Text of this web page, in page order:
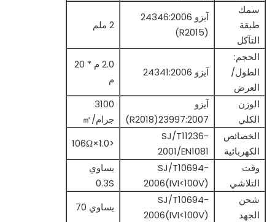
سمك
طبقة
التآكل
آيزو 24346:2006
(R2015)
2 ملم
الحجم:
الطول/
العرض
آيزو 24341:2006
2.0 م * 20
م
الوزن
الكلي
آيزو
23997:2007(R2018)
3100
جرام/㎡
الخصائص
الكهربائية
SJ/T11236-
2001/EN1081
<1.0×106Ω
وقت
التلاشي
SJ/T10694-
2006(IVI<100V)
يساوي
0.3S
شحن
الجهد
SJ/T10694-
2006(IVI<100V)
يساوي 70